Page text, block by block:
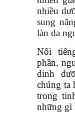
nhiều
sung
làn da
Nổi
phần,
dinh
chúng ta
trong
những gì